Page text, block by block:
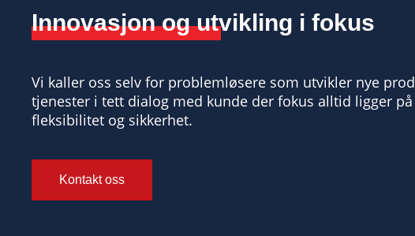
Innovasjon og utvikling i fokus
Vi kaller oss selv for problemløsere som utvikler nye
tjenester i tett dialog med kunde der fokus alltid ligger
fleksibilitet og sikkerhet.
Kontakt oss